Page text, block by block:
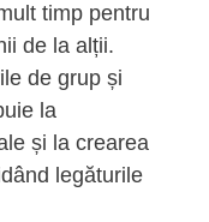
timp pentru
de la alții.
de grup și
la
și la crearea
legăturile